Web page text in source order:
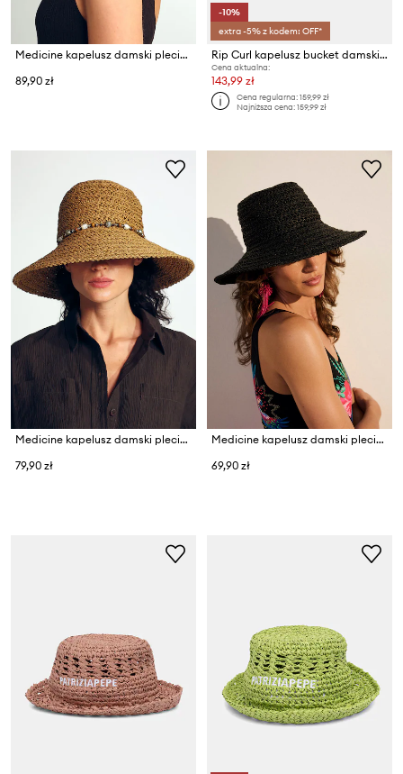
Medicine kapelusz damski pleciony
89,90 zł
-10%
extra -5% z kodem: OFF*
Rip Curl kapelusz bucket damski sztruksowy
Cena aktualna:
143,99 zł
Cena regularna:159,99 zł
Najniższa cena:159,99 zł
Medicine kapelusz damski pleciony
79,90 zł
Medicine kapelusz damski pleciony
69,90 zł